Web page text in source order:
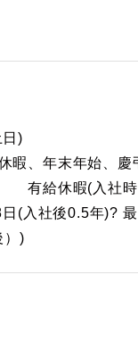
)
暇、年末年始、慶
有給休暇(入社
(入社後0.5年)?
）)